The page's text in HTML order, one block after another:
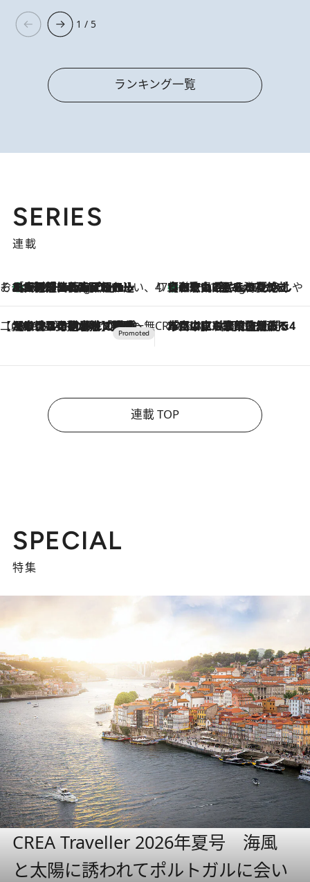
1 / 5
ランキング一覧
SERIES
連載
そおだよおこの関西おいしい、おやつ紀行
10 Hours Ago
［大阪府箕面市］一皿一皿目の前で仕上げられる、料理を巧みに組み込んだアシェットデセールコース「ミチル アシェット デセール（Michiru assiette dessert）」 47都道府県の手みやげ ひんやりスイーツで夏を満喫
10 Hours Ago
【和歌山県】この夏絶対食べたい 冷やしておいしいおやつ3選 みかんがごろっと丸ごと入ったジュレ
【CREA×星野リゾート】唯一無二。癒しと発見が待つ場所へ
2026.8.7
【トンボの足水浴】ヒノキの香りに包まれて涼感マックス！約13℃の湧水かけ流しを避暑地「星野温泉 トンボの湯」で体験 CREA'S CHOICE
2026.8.7
「立川にも歌舞伎があるんだよ」 片岡仁左衛門・市川中車ら豪華座組みで4年目の立川立飛歌舞伎へ
連載 TOP
SPECIAL
特集
CREA Traveller 2026年夏号 海風
と太陽に誘われてポルトガルに会い